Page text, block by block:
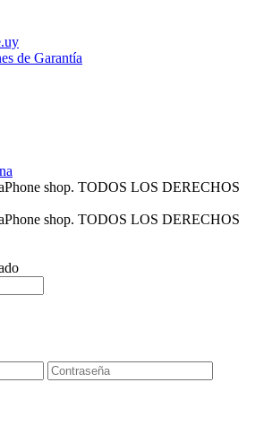
de Garantía
shop. TODOS LOS DERECHOS
shop. TODOS LOS DERECHOS